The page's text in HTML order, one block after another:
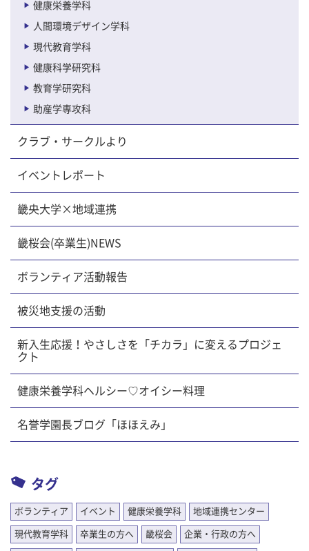
健康栄養学科
人間環境デザイン学科
現代教育学科
健康科学研究科
教育学研究科
助産学専攻科
クラブ・サークルより
イベントレポート
畿央大学×地域連携
畿桜会(卒業生)NEWS
ボランティア活動報告
被災地支援の活動
新入生応援！やさしさを「チカラ」に変えるプロジェ
クト
健康栄養学科ヘルシー♡オイシー料理
名誉学園長ブログ「ほほえみ」
タグ
ボランティア イベント 健康栄養学科 地域連携センター
現代教育学科 卒業生の方へ 畿桜会 企業・行政の方へ